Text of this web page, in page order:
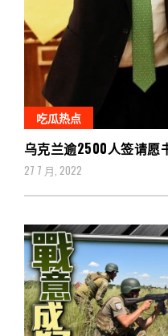
吃瓜热点
乌克兰逾2500人签请
27 7 月, 2022